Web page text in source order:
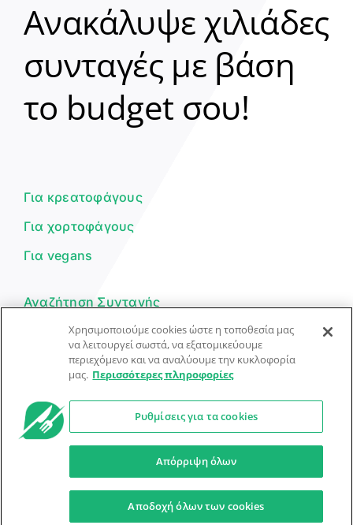
Ανακάλυψε χιλιάδες
συνταγές με βάση
το budget σου!
Για κρεατοφάγους
Για χορτοφάγους
Για vegans
Αναζήτηση Συνταγής
Υποβολή Συνταγής
Φόρμα Επικοινωνίας
© Dorpon • Μηχανή αναζήτησης για …καλοφαγάδες!
Προστασία Προσωπικών Δεδομένων Όροι Xρήσης
Ο βοηθός μπορεί να κάνει λάθη — ελέγξτε τις συνταγές.
Χρησιμοποιούμε cookies ώστε η τοποθεσία μας
να λειτουργεί σωστά, να εξατομικεύουμε
περιεχόμενο και να αναλύουμε την κυκλοφορία
μας. Περισσότερες πληροφορίες
Ρυθμίσεις για τα cookies
Απόρριψη όλων
Αποδοχή όλων των cookies